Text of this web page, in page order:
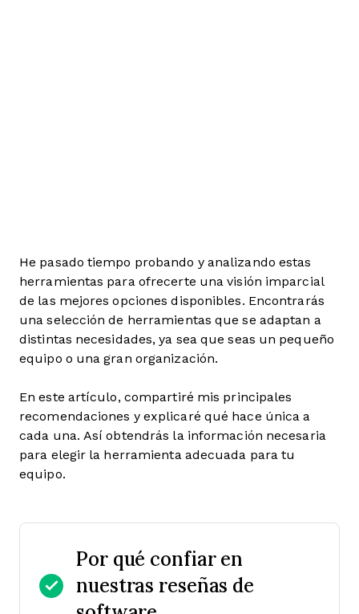
He pasado tiempo probando y analizando estas
herramientas para ofrecerte una visión imparcial
de las mejores opciones disponibles. Encontrarás
una selección de herramientas que se adaptan a
distintas necesidades, ya sea que seas un pequeño
equipo o una gran organización.
En este artículo, compartiré mis principales
recomendaciones y explicaré qué hace única a
cada una. Así obtendrás la información necesaria
para elegir la herramienta adecuada para tu
equipo.
Por qué confiar en
nuestras reseñas de